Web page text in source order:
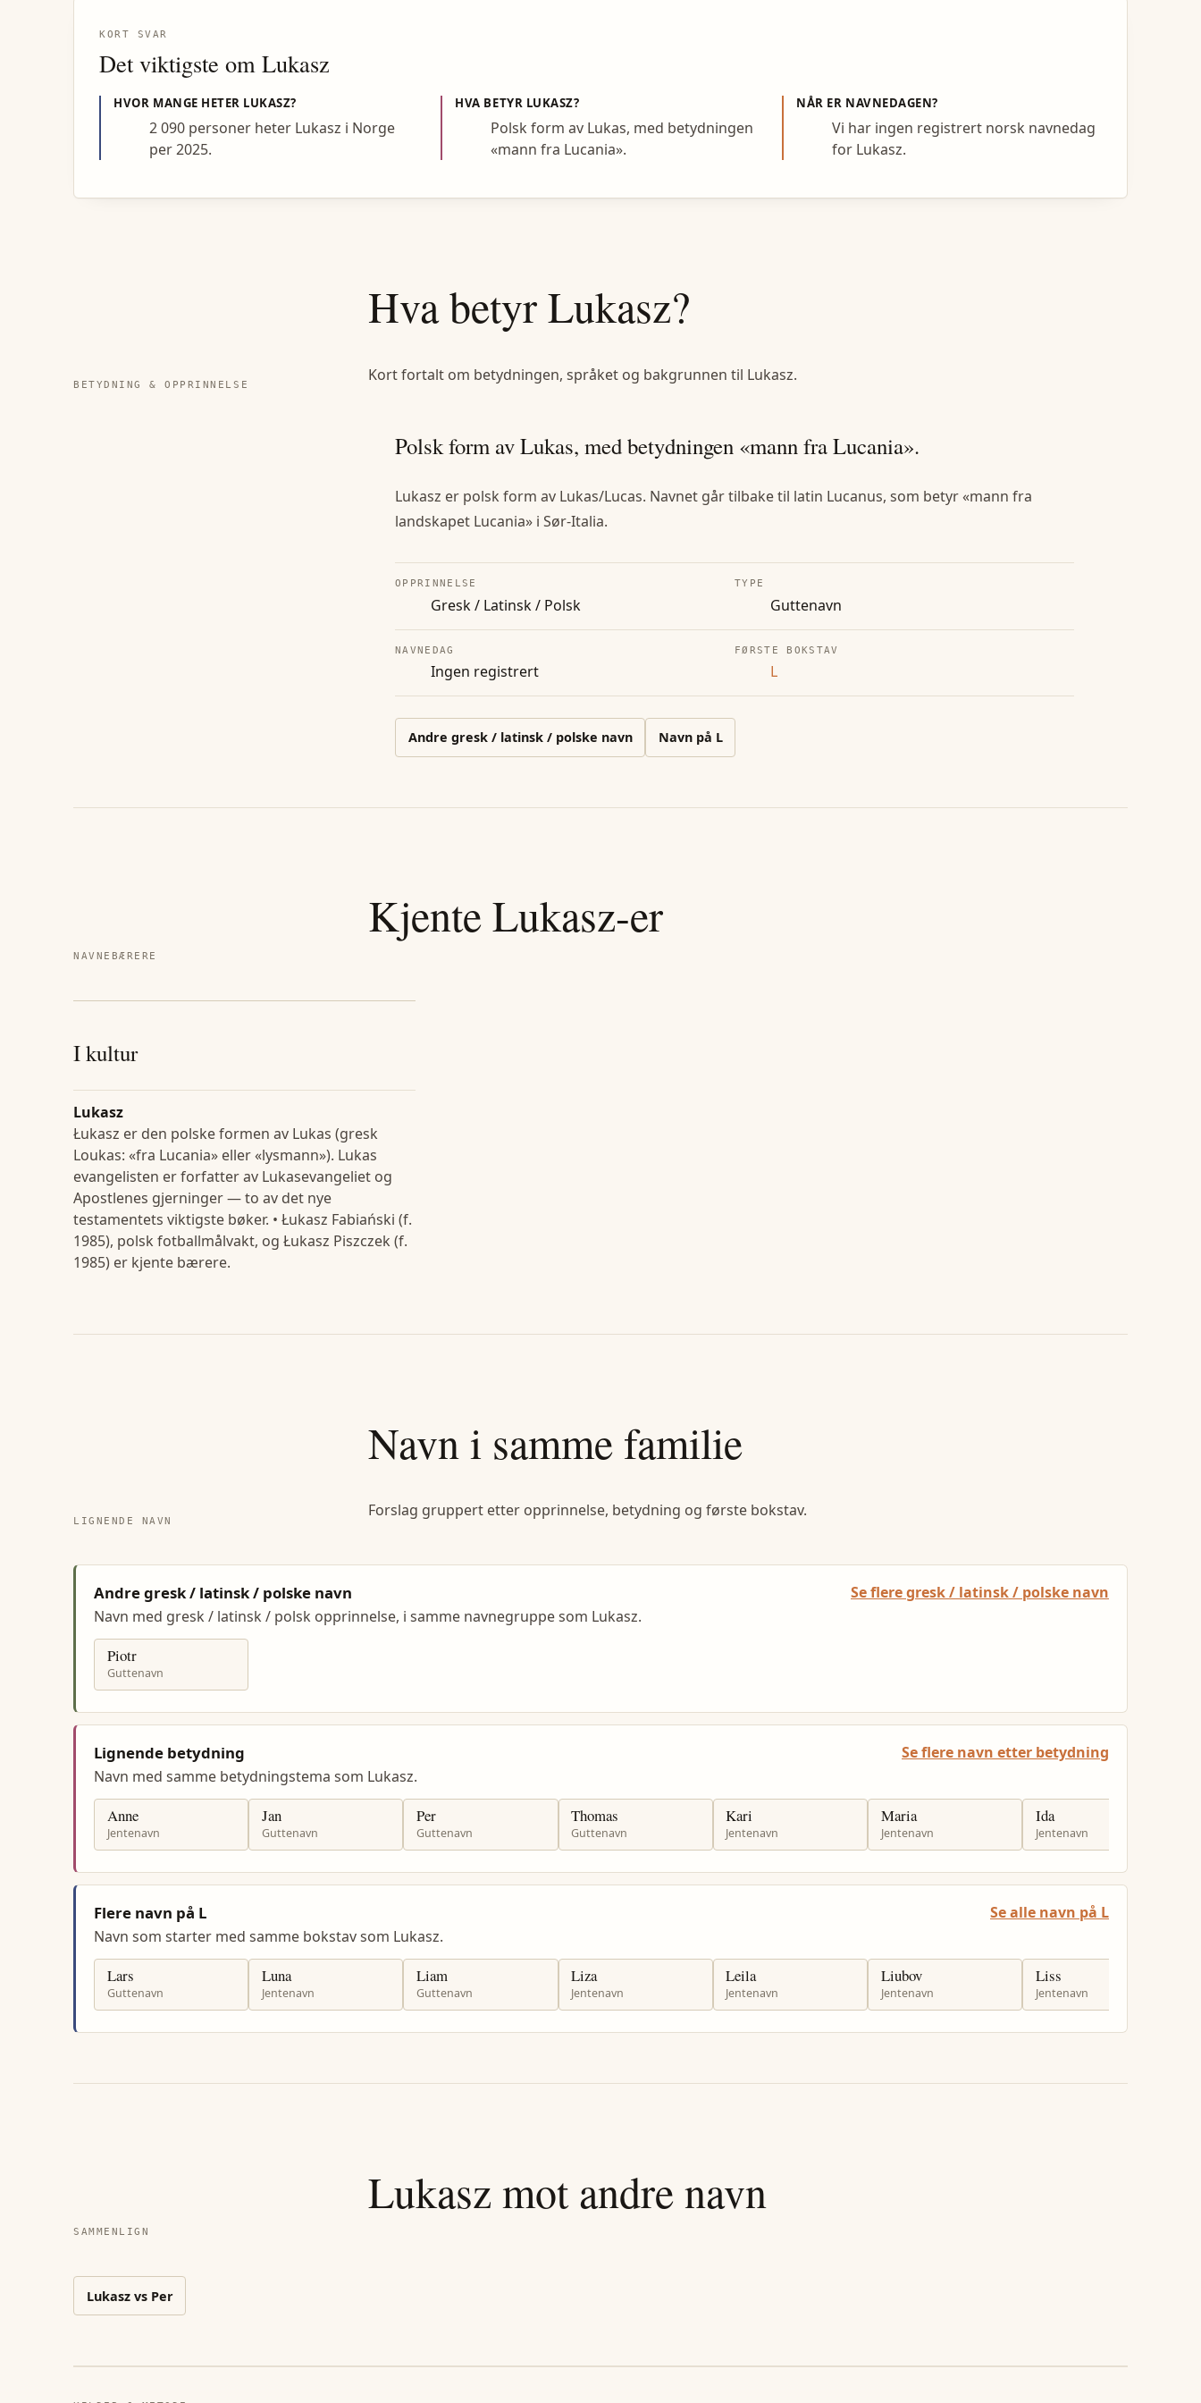
KORT SVAR
Det viktigste om Lukasz
HVOR MANGE HETER LUKASZ?
2 090 personer heter Lukasz i Norge
per 2025.
HVA BETYR LUKASZ?
Polsk form av Lukas, med betydningen
«mann fra Lucania».
NÅR ER NAVNEDAGEN?
Vi har ingen registrert norsk navnedag
for Lukasz.
BETYDNING & OPPRINNELSE
Hva betyrLukasz?
Kort fortalt om betydningen, språket og bakgrunnen til Lukasz.
Polsk form av Lukas, med betydningen «mann fra Lucania».
Lukasz er polsk form av Lukas/Lucas. Navnet går tilbake til latin Lucanus, som betyr «mann fra
landskapet Lucania» i Sør-Italia.
OPPRINNELSE
Gresk / Latinsk / Polsk
TYPE
Guttenavn
NAVNEDAG
Ingen registrert
FØRSTE BOKSTAV
L
Andre gresk / latinsk / polske navn Navn på L
NAVNEBÆRERE
KjenteLukasz-er
I kultur
Lukasz
Łukasz er den polske formen av Lukas (gresk
Loukas: «fra Lucania» eller «lysmann»). Lukas
evangelisten er forfatter av Lukasevangeliet og
Apostlenes gjerninger — to av det nye
testamentets viktigste bøker. • Łukasz Fabiański (f.
1985), polsk fotballmålvakt, og Łukasz Piszczek (f.
1985) er kjente bærere.
LIGNENDE NAVN
Navn i samme familie
Forslag gruppert etter opprinnelse, betydning og første bokstav.
Andre gresk / latinsk / polske navn
Navn med gresk / latinsk / polsk opprinnelse, i samme navnegruppe som Lukasz.
Se flere gresk / latinsk / polske navn
Piotr
Guttenavn
Lignende betydning
Navn med samme betydningstema som Lukasz.
Se flere navn etter betydning
Anne
Jentenavn
Jan
Guttenavn
Per
Guttenavn
Thomas
Guttenavn
Kari
Jentenavn
Maria
Jentenavn
Ida
Jentenavn
Flere navn på L
Navn som starter med samme bokstav som Lukasz.
Se alle navn på L
Lars
Guttenavn
Luna
Jentenavn
Liam
Guttenavn
Liza
Jentenavn
Leila
Jentenavn
Liubov
Jentenavn
Liss
Jentenavn
SAMMENLIGN
Lukasz mot andre navn
Lukaszvs Per